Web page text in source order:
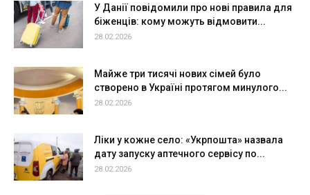
У Данії повідомили про нові правила для
біженців: кому можуть відмовити...
28.02.2026
Майже три тисячі нових сімей було
створено в Україні протягом минулого...
28.02.2026
Ліки у кожне село: «Укрпошта» назвала
дату запуску аптечного сервісу по...
28.02.2026